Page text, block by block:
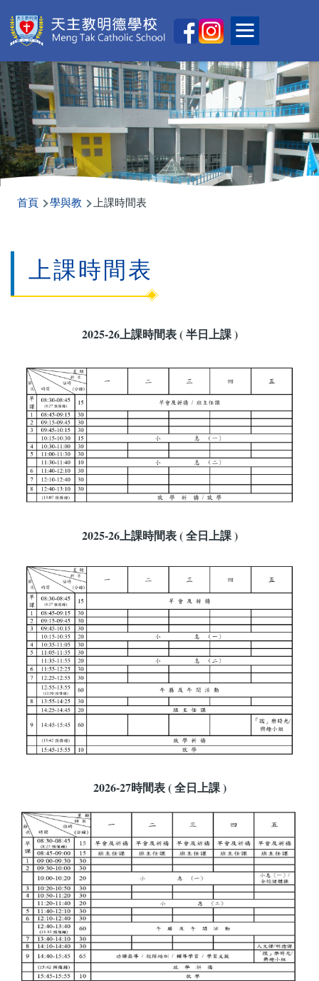
Toggle
Main
導
連
結
首頁 學與教 上課時間表
上課時間表
2025-26上課時間表 ( 半日上課 )
2025-26上課時間表 ( 全日上課 )
2026-27時間表 ( 全日上課 )